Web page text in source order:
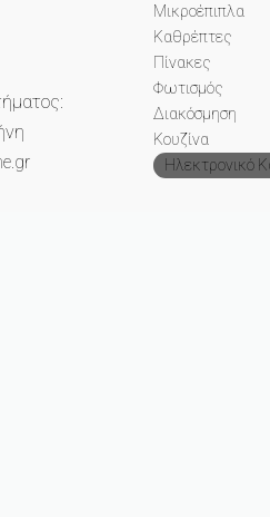
Μικροέπιπλα
Καθρέπτες
Πίνακες
Φωτισμός
Διακόσμηση
Κουζίνα
Ηλεκτρονικό